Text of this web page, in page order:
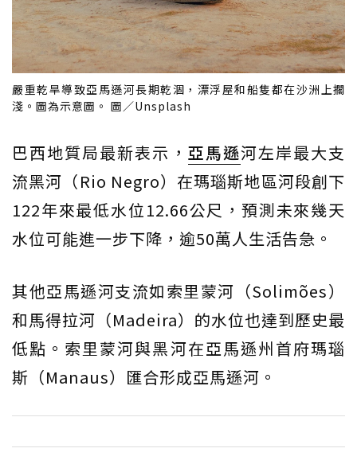
嚴重乾旱導致亞馬遜河長期乾涸，漂浮屋和船隻都在沙洲上擱
淺。圖為示意圖。 圖／Unsplash
巴西地質局最新表示， 亞馬遜河左岸最大支
流黑河（Rio Negro）在瑪瑙斯地區河段創下
122年來最低水位12.66公尺，預測未來幾天
水位可能進一步下降，逾50萬人生活告急。
其他亞馬遜河支流如索里蒙河（Solimões）
和馬得拉河（Madeira）的水位也達到歷史最
低點。索里蒙河與黑河在亞馬遜州首府瑪瑙
斯（Manaus）匯合形成亞馬遜河。